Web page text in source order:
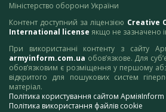
Міністерство оборони України
Контент доступний за ліцензією Creative
International license якщо не зазначено
При використанні контенту з сайту
armyinform.com.ua обов’язкове. Для
обов’язковим є розміщення у першому
відкритого для пошукових систем
матеріал.
Політика користування сайтом АрміяInform
Політика використання файлів cookie